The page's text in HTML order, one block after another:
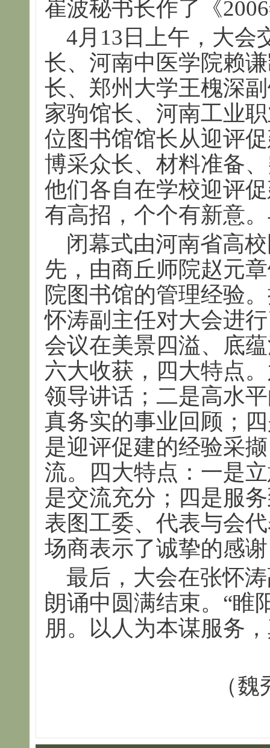
崔波秘书长作了《
4月13日上午，大会
长、河南中医学院赖
长、郑州大学王槐深
家驹馆长、河南工业
位图书馆馆长从迎评
博采众长、材料准备
他们各自在学校迎评
有高招，个个有新意
闭幕式由河南省高
先，由商丘师院赵元
院图书馆的管理经验
怀涛副主任对大会进
会议在美景四溢、底
六大收获，四大特点
领导讲话；二是高水
真务实的事业回顾；
是迎评促建的经验采
流。四大特点：一是
是交流充分；四是服
表图工委、代表与会
场商表示了诚挚的感
最后，大会在张怀
朗诵中圆满结束。“睢
朋。以人为本谋服务
（